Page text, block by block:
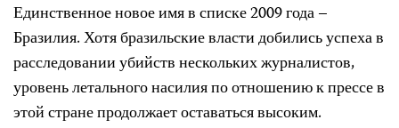
Единственное новое имя в списке 2009 года –
Бразилия. Хотя бразильские власти добились успеха в
расследовании убийств нескольких журналистов,
уровень летального насилия по отношению к прессе в
этой стране продолжает оставаться высоким.